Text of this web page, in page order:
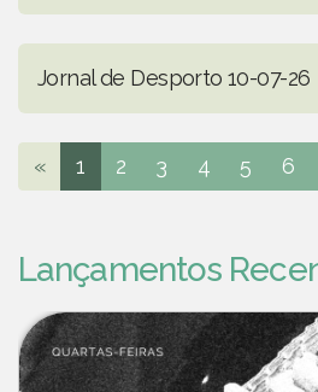
Jornal de Desporto 10-07-26
« 1 2 3 4 5 6
Lançamentos